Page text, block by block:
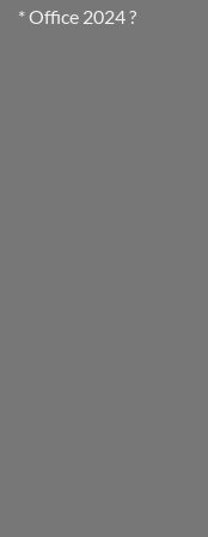
* Office 2024 ?